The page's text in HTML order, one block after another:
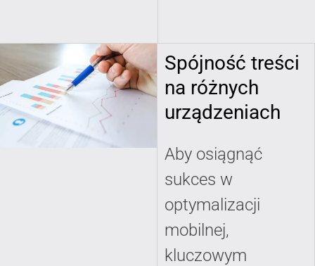
Spójność treści
na różnych
urządzeniach
Aby osiągnąć
sukces w
optymalizacji
mobilnej,
kluczowym